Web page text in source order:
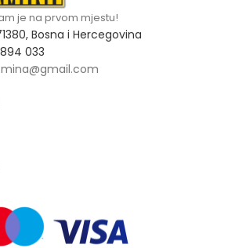
je na prvom mjestu!
Bosna i Hercegovina
033